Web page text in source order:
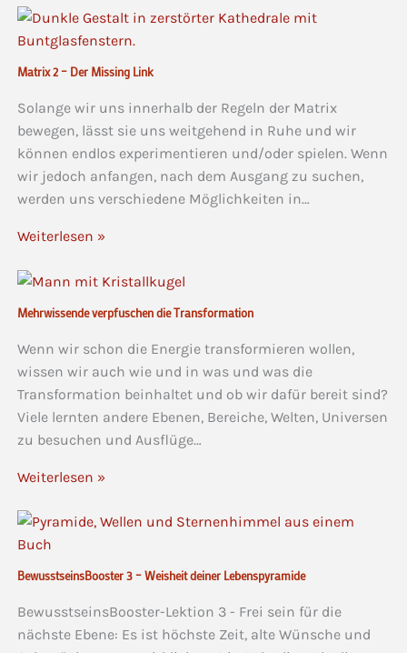
Matrix 2 – Der Missing Link
Solange wir uns innerhalb der Regeln der Matrix
bewegen, lässt sie uns weitgehend in Ruhe und wir
können endlos experimentieren und/oder spielen. Wenn
wir jedoch anfangen, nach dem Ausgang zu suchen,
werden uns verschiedene Möglichkeiten in…
Weiterlesen »
Mehrwissende verpfuschen die Transformation
Wenn wir schon die Energie transformieren wollen,
wissen wir auch wie und in was und was die
Transformation beinhaltet und ob wir dafür bereit sind?
Viele lernten andere Ebenen, Bereiche, Welten, Universen
zu besuchen und Ausflüge…
Weiterlesen »
BewusstseinsBooster 3 – Weisheit deiner Lebenspyramide
BewusstseinsBooster-Lektion 3 - Frei sein für die
nächste Ebene: Es ist höchste Zeit, alte Wünsche und